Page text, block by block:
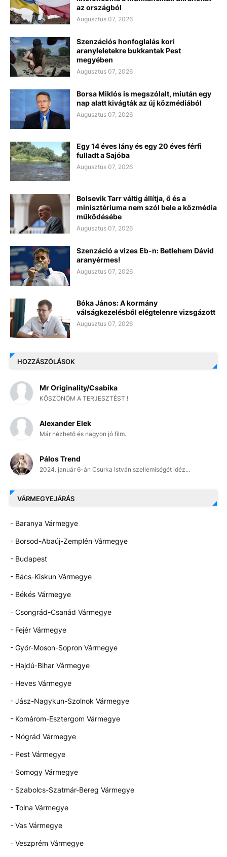
az országból
Augusztus 07, 2026
Szenzációs honfoglalás kori
aranyleletekre bukkantak Pest
megyében
Augusztus 07, 2026
Borsa Miklós is megszólalt, miután egy
nap alatt kivágták az új közmédiából
Augusztus 07, 2026
Egy 14 éves lány és egy 20 éves férfi
fulladt a Sajóba
Augusztus 07, 2026
Bolsevik Tarr váltig állítja, ő és a
minisztériuma nem szól bele a közmédia
működésébe
Augusztus 07, 2026
Szenzáció a vizes Eb-n: Betlehem Dávid
aranyérmes!
Augusztus 07, 2026
Bóka János: A kormány
válságkezelésből elégtelenre vizsgázott
Augusztus 07, 2026
HOZZÁSZÓLÁSOK
Mr Originality/Csabika
KÖSZÖNÖM A TERJESZTÉST !
Alexander Elek
Már nézhető és nagyon jó film.
Pálos Trend
2024. január 6-án Csurka István szellemiségét idéz...
VÁRMEGYEJÁRÁS
- Baranya Vármegye
- Borsod-Abaúj-Zemplén Vármegye
- Budapest
- Bács-Kiskun Vármegye
- Békés Vármegye
- Csongrád-Csanád Vármegye
- Fejér Vármegye
- Győr-Moson-Sopron Vármegye
- Hajdú-Bihar Vármegye
- Heves Vármegye
- Jász-Nagykun-Szolnok Vármegye
- Komárom-Esztergom Vármegye
- Nógrád Vármegye
- Pest Vármegye
- Somogy Vármegye
- Szabolcs-Szatmár-Bereg Vármegye
- Tolna Vármegye
- Vas Vármegye
- Veszprém Vármegye